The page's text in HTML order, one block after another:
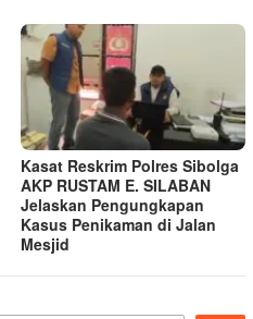
Kasat Reskrim Polres Sibolga
AKP RUSTAM E. SILABAN
Jelaskan Pengungkapan
Kasus Penikaman di Jalan
Mesjid